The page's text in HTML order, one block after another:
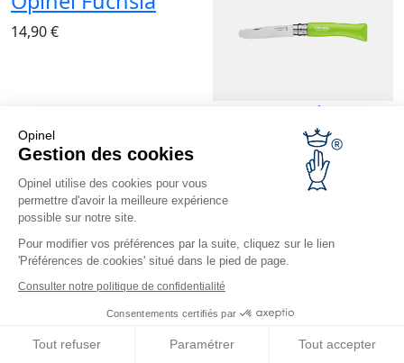
Opinel
Gestion des cookies
Opinel utilise des cookies pour vous
permettre d'avoir la meilleure expérience
possible sur notre site.
Pour modifier vos préférences par la suite, cliquez sur le lien
'Préférences de cookies' situé dans le pied de page.
Consulter notre politique de confidentialité
Consentements certifiés par
Tout refuser Paramétrer Tout accepter
14,90 €
Mon Premier
Opinel Pomme
Bientôt disponible
Mon Premier